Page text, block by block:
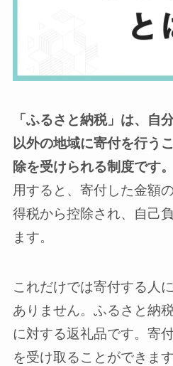
「ふるさと納税」は、自
以外の地域に寄付を行う
除を受けられる制度です。
用すると、寄付した金額
得税から控除され、自己
ます。
これだけでは寄付する人
ありません。ふるさと納
に対する返礼品です。寄
を受け取ることができま